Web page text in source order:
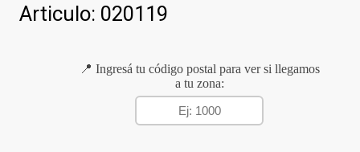
Articulo: 020119
📍 Ingresá tu código postal para ver si llegamos
a tu zona: